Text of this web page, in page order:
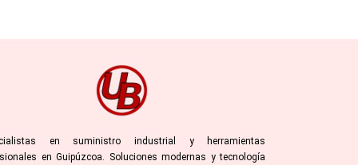
en suministro industrial y herramientas
en Guipúzcoa. Soluciones modernas y tecnología